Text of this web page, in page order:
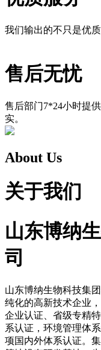
我们输出的不只是优
售后无忧
售后部门7*24小时提
实。
About Us
关于我们
山东博纳
司
山东博纳生物科技集
纯化的高新技术企业
企业认证、省级专精
系认证，环境管理体
项国内外体系认证。